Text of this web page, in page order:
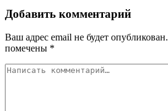
Добавить комментарий
Ваш адрес email не будет опубликован.
помечены *